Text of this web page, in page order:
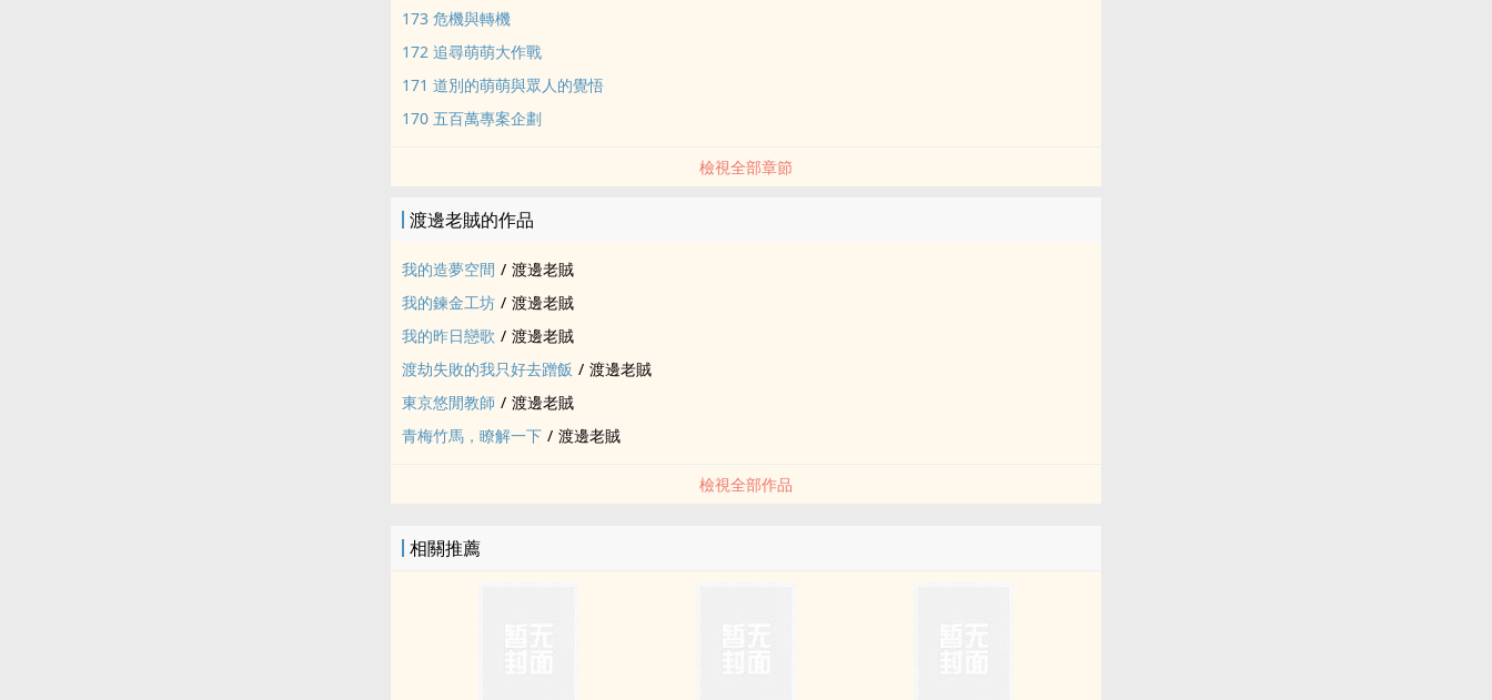
173 危機與轉機
172 追尋萌萌大作戰
171 道別的萌萌與眾人的覺悟
170 五百萬專案企劃
檢視全部章節
渡邊老賊的作品
我的造夢空間 / 渡邊老賊
我的鍊金工坊 / 渡邊老賊
我的昨日戀歌 / 渡邊老賊
渡劫失敗的我只好去蹭飯 / 渡邊老賊
東京悠閒教師 / 渡邊老賊
青梅竹馬，瞭解一下 / 渡邊老賊
檢視全部作品
相關推薦